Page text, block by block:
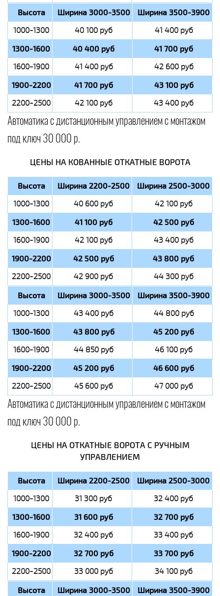
Высота Ширина 3000-3500 Ширина 3500-3900
1000-1300 40 100 руб 41 400 руб
1300-1600 40 400 руб 41 700 руб
1600-1900 41 400 руб 42 600 руб
1900-2200 41 700 руб 43 100 руб
2200-2500 42 100 руб 43 400 руб
Автоматика с дистанционным управлением с монтажом
под ключ 30 000 р.
ЦЕНЫ НА КОВАННЫЕ ОТКАТНЫЕ ВОРОТА
Высота Ширина 2200-2500 Ширина 2500-3000
1000-1300 40 600 руб 42 100 руб
1300-1600 41 100 руб 42 500 руб
1600-1900 42 100 руб 43 400 руб
1900-2200 42 500 руб 43 800 руб
2200-2500 42 900 руб 44 300 руб
Высота Ширина 3000-3500 Ширина 3500-3900
1000-1300 43 400 руб 44 800 руб
1300-1600 43 800 руб 45 200 руб
1600-1900 44 850 руб 46 100 руб
1900-2200 45 200 руб 46 600 руб
2200-2500 45 600 руб 47 000 руб
Автоматика с дистанционным управлением с монтажом
под ключ 30 000 р.
ЦЕНЫ НА ОТКАТНЫЕ ВОРОТА С РУЧНЫМ
УПРАВЛЕНИЕМ
Высота Ширина 2200-2500 Ширина 2500-3000
1000-1300 31 300 руб 32 400 руб
1300-1600 31 600 руб 32 700 руб
1600-1900 32 400 руб 33 400 руб
1900-2200 32 700 руб 33 700 руб
2200-2500 33 000 руб 34 100 руб
Высота Ширина 3000-3500 Ширина 3500-3900